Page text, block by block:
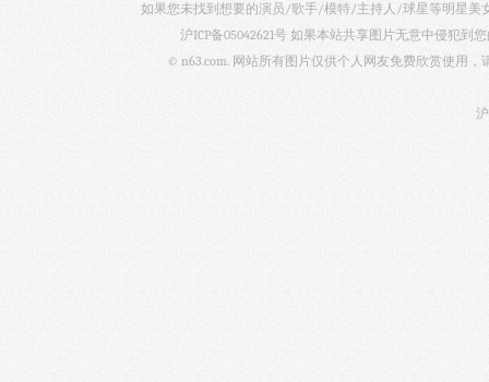
如果您未找到想要的演员/歌手/模特/主持人/球星等明星美
沪ICP备05042621号 如果本站共享图片无意中侵犯到
© n63.com. 网站所有图片仅供个人网友免费欣赏使用